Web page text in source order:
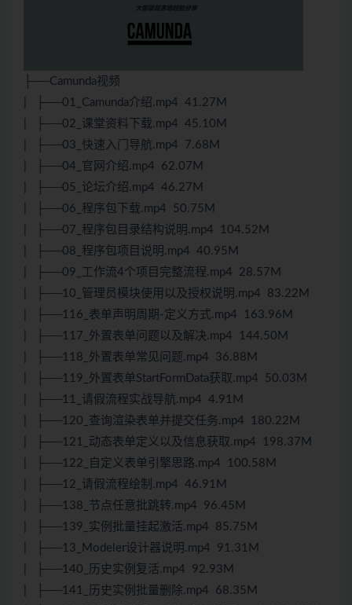
├──Camunda视频
| ├──01_Camunda介绍.mp4 41.27M
| ├──02_课堂资料下载.mp4 45.10M
| ├──03_快速入门导航.mp4 7.68M
| ├──04_官网介绍.mp4 62.07M
| ├──05_论坛介绍.mp4 46.27M
| ├──06_程序包下载.mp4 50.75M
| ├──07_程序包目录结构说明.mp4 104.52M
| ├──08_程序包项目说明.mp4 40.95M
| ├──09_工作流4个项目完整流程.mp4 28.57M
| ├──10_管理员模块使用以及授权说明.mp4 83.22M
| ├──116_表单声明周期-定义方式.mp4 163.96M
| ├──117_外置表单问题以及解决.mp4 144.50M
| ├──118_外置表单常见问题.mp4 36.88M
| ├──119_外置表单StartFormData获取.mp4 50.03M
| ├──11_请假流程实战导航.mp4 4.91M
| ├──120_查询渲染表单并提交任务.mp4 180.22M
| ├──121_动态表单定义以及信息获取.mp4 198.37M
| ├──122_自定义表单引擎思路.mp4 100.58M
| ├──12_请假流程绘制.mp4 46.91M
| ├──138_节点任意批跳转.mp4 96.45M
| ├──139_实例批量挂起激活.mp4 85.75M
| ├──13_Modeler设计器说明.mp4 91.31M
| ├──140_历史实例复活.mp4 92.93M
| ├──141_历史实例批量删除.mp4 68.35M